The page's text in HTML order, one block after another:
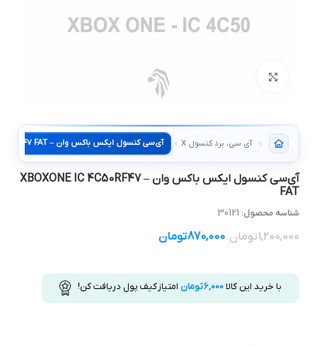
آی سی، برد کنسول XBOX
آی‌سی کنسول ایکس باکس وان – XBOXONE IC 4C50RF47
FAT
شناسه محصول: 30121
1,200,000تومان 870,000تومان
با خرید این کالا6,000تومان امتیاز کیف پول دریافت کن!